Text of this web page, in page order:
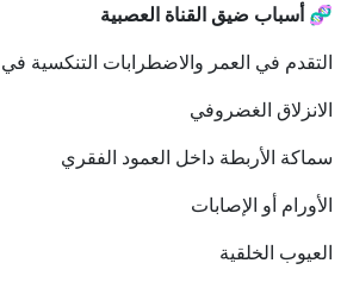
🧬أسباب ضيق القناة العصبية
التقدم في العمر والاضطرابات التنكسية
الانزلاق الغضروفي
سماكة الأربطة داخل العمود الفقري
الأورام أو الإصابات
العيوب الخلقية